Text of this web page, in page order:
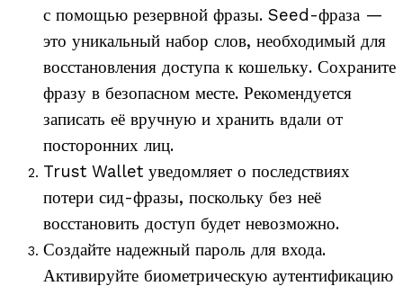
с помощью резервной фразы. Seed-фраза —
это уникальный набор слов, необходимый для
восстановления доступа к кошельку. Сохраните
фразу в безопасном месте. Рекомендуется
записать её вручную и хранить вдали от
посторонних лиц.
Trust Wallet уведомляет о последствиях
потери сид-фразы, поскольку без неё
восстановить доступ будет невозможно.
Создайте надежный пароль для входа.
Активируйте биометрическую аутентификацию